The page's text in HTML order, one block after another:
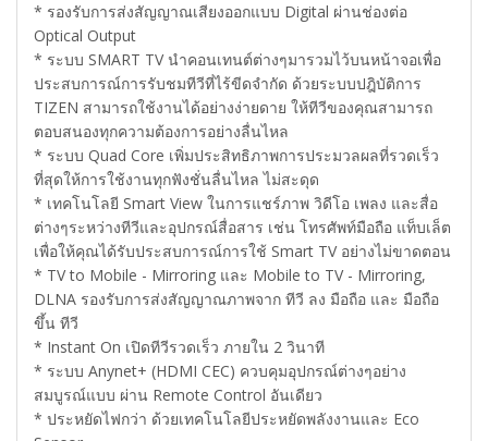
* รองรับการส่งสัญญาณเสียงออกแบบ Digital ผ่านช่องต่อ
Optical Output
* ระบบ SMART TV นำคอนเทนต์ต่างๆมารวมไว้บนหน้าจอเพื่อ
ประสบการณ์การรับชมทีวีที่ไร้ขีดจำกัด ด้วยระบบปฎิบัติการ
TIZEN สามารถใช้งานได้อย่างง่ายดาย ให้ทีวีของคุณสามารถ
ตอบสนองทุกความต้องการอย่างลื่นไหล
* ระบบ Quad Core เพิ่มประสิทธิภาพการประมวลผลที่รวดเร็ว
ที่สุดให้การใช้งานทุกฟังชั่นลื่นไหล ไม่สะดุด
* เทคโนโลยี Smart View ในการแชร์ภาพ วิดีโอ เพลง และสื่อ
ต่างๆระหว่างทีวีและอุปกรณ์สื่อสาร เช่น โทรศัพท์มือถือ แท็บเล็ต
เพื่อให้คุณได้รับประสบการณ์การใช้ Smart TV อย่างไม่ขาดตอน
* TV to Mobile - Mirroring และ Mobile to TV - Mirroring,
DLNA รองรับการส่งสัญญาณภาพจาก ทีวี ลง มือถือ และ มือถือ
ขึ้น ทีวี
* Instant On เปิดทีวีรวดเร็ว ภายใน 2 วินาที
* ระบบ Anynet+ (HDMI CEC) ควบคุมอุปกรณ์ต่างๆอย่าง
สมบูรณ์แบบ ผ่าน Remote Control อันเดียว
* ประหยัดไฟกว่า ด้วยเทคโนโลยีประหยัดพลังงานและ Eco